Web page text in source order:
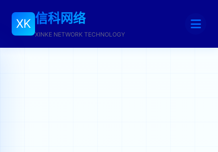
XK 信科网络
XINKE NETWORK TECHNOLOGY